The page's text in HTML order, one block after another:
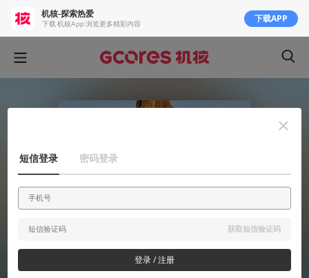
机核-探索热爱
下载 机核App 浏览更多精彩内容 下载APP
短信登录 密码登录
获取短信验证码
登录 / 注册